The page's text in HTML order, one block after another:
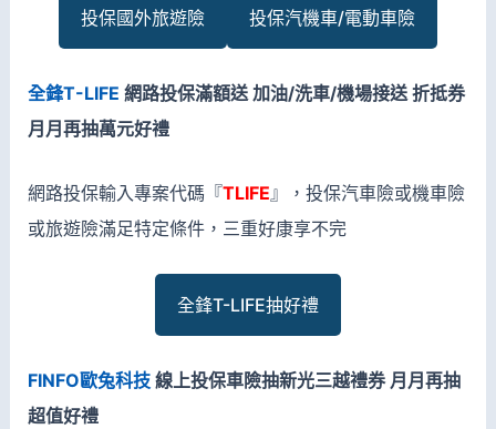
投保國外旅遊險 投保汽機車/電動車險
全鋒T-LIFE 網路投保滿額送 加油/洗車/機場接送 折抵券
月月再抽萬元好禮
網路投保輸入專案代碼『TLIFE 』，投保汽車險或機車險
或旅遊險滿足特定條件，三重好康享不完
全鋒T-LIFE抽好禮
FINFO歐兔科技線上投保車險抽新光三越禮券 月月再抽
超值好禮